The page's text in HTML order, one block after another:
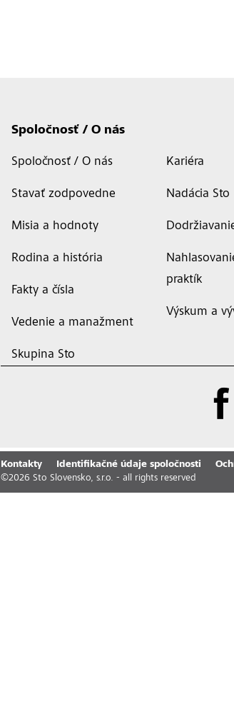
Spoločnosť / O nás
Spoločnosť / O nás
Stavať zodpovedne
Misia a hodnoty
Rodina a história
Fakty a čísla
Vedenie a manažment
Skupina Sto
Kariéra
Nadácia Sto
praktík
Výskum a
Kontakty Identifikačné údaje spoločnosti
©2026 Sto Slovensko, s.r.o. - all rights reserved